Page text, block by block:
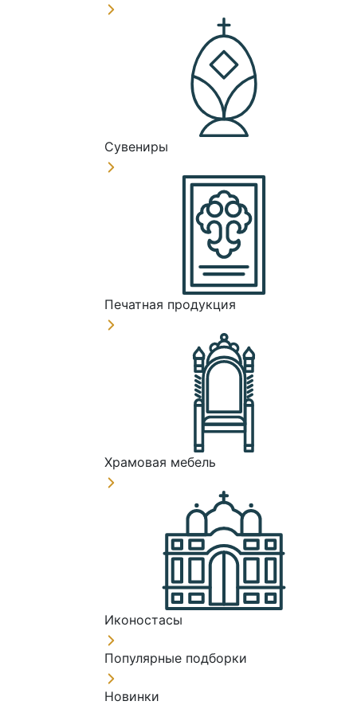
Сувениры
Печатная продукция
Храмовая мебель
Иконостасы
Популярные подборки
Новинки